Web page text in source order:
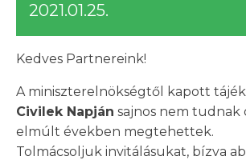
2021.01.25.
Kedves Partnereink!
A miniszterelnökségtől kapott
Civilek Napján sajnos nem tudnak
elmúlt években megtehettek.
Tolmácsoljuk invitálásukat, bízva